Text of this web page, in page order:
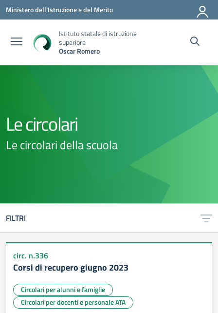
Vai ai contenuti
Vai al menu di navigazione
Vai al footer
Ministero dell'Istruzione e del Merito
Istituto statale di istruzione
superiore
Oscar Romero
Le circolari
Le circolari della scuola
FILTRI
circ. n.336
Corsi di recupero giugno 2023
Circolari per alunni e famiglie
Circolari per docenti e personale ATA